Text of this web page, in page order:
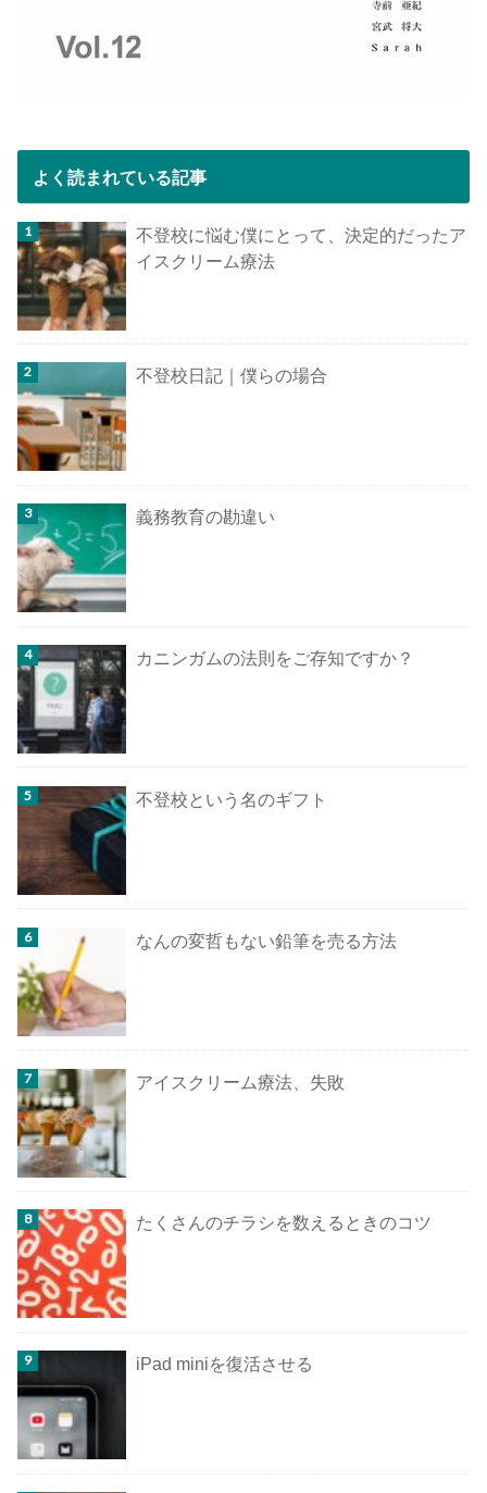
よく読まれている記事
不登校に悩む僕にとって、決定的だったア
イスクリーム療法
不登校日記｜僕らの場合
義務教育の勘違い
カニンガムの法則をご存知ですか？
不登校という名のギフト
なんの変哲もない鉛筆を売る方法
アイスクリーム療法、失敗
たくさんのチラシを数えるときのコツ
iPad miniを復活させる